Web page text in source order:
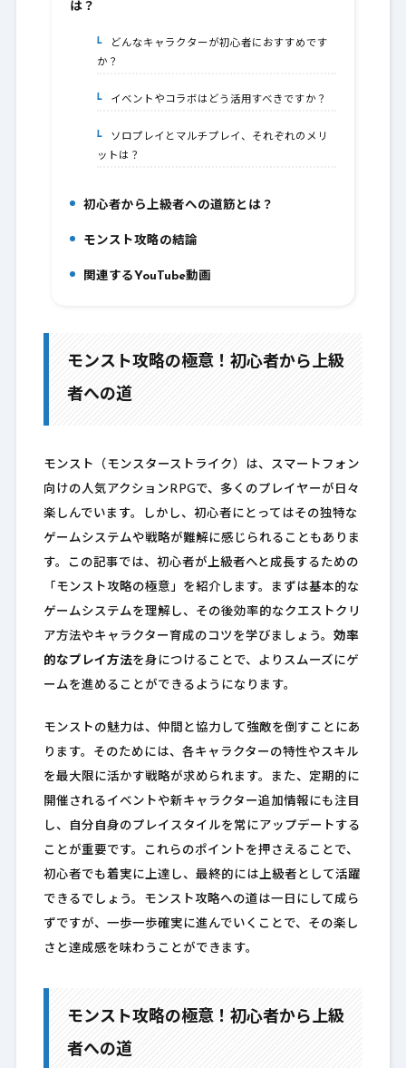
は？
6-1.どんなキャラクターが初心者におすすめです
か？
6-2.イベントやコラボはどう活用すべきですか？
6-3.ソロプレイとマルチプレイ、それぞれのメリ
ットは？
7.初心者から上級者への道筋とは？
モンスト攻略の結論
9.関連するYouTube動画
モンスト攻略の極意！初心者から上級
者への道
モンスト（モンスターストライク）は、スマートフォン
向けの人気アクションRPGで、多くのプレイヤーが日々
楽しんでいます。しかし、初心者にとってはその独特な
ゲームシステムや戦略が難解に感じられることもありま
す。この記事では、初心者が上級者へと成長するための
「モンスト攻略の極意」を紹介します。まずは基本的な
ゲームシステムを理解し、その後効率的なクエストクリ
ア方法やキャラクター育成のコツを学びましょう。 効率
的なプレイ方法を身につけることで、よりスムーズにゲ
ームを進めることができるようになります。
モンストの魅力は、仲間と協力して強敵を倒すことにあ
ります。そのためには、各キャラクターの特性やスキル
を最大限に活かす戦略が求められます。また、定期的に
開催されるイベントや新キャラクター追加情報にも注目
し、自分自身のプレイスタイルを常にアップデートする
ことが重要です。これらのポイントを押さえることで、
初心者でも着実に上達し、最終的には上級者として活躍
できるでしょう。モンスト攻略への道は一日にして成ら
ずですが、一歩一歩確実に進んでいくことで、その楽し
さと達成感を味わうことができます。
モンスト攻略の極意！初心者から上級
者への道